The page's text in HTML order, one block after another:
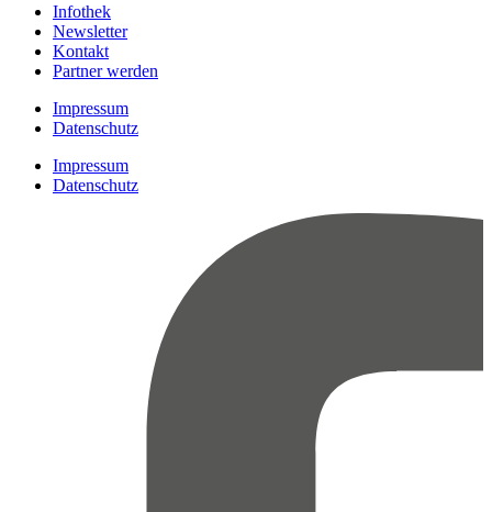
Infothek
Newsletter
Kontakt
Partner werden
Impressum
Datenschutz
Impressum
Datenschutz